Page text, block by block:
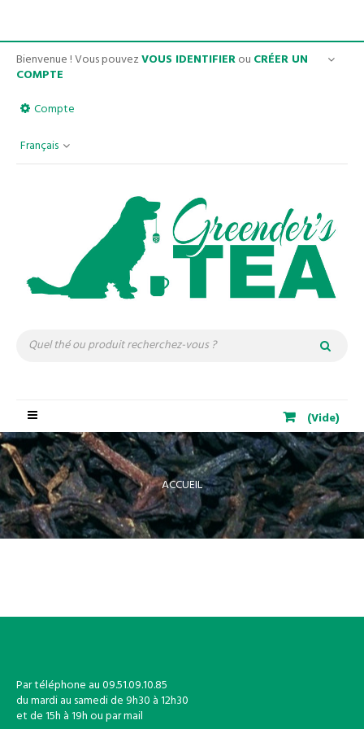
Bienvenue ! Vous pouvezVOUS IDENTIFIERou CRÉER UN
COMPTE
Compte
Français
(Vide)
Basculer
la
navigation
ACCUEIL
Par téléphone au 09.51.09.10.85
du mardi au samedi de 9h30 à 12h30
et de 15h à 19h ou par mail